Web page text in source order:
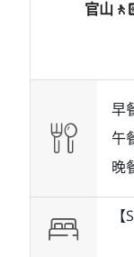
官山
早
午
晚